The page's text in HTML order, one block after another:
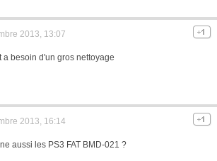
2013, 13:07
a besoin d'un gros nettoyage
2013, 16:14
aussi les PS3 FAT BMD-021 ?